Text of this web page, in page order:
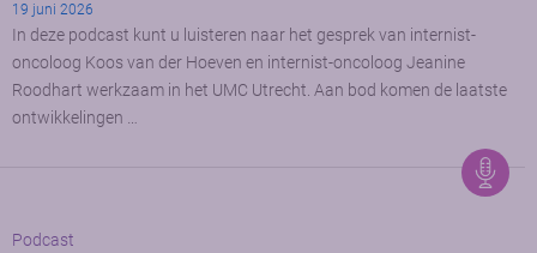
19 juni 2026
In deze podcast kunt u luisteren naar het gesprek van internist-
oncoloog Koos van der Hoeven en internist-oncoloog Jeanine
Roodhart werkzaam in het UMC Utrecht. Aan bod komen de laatste
ontwikkelingen …
Podcast